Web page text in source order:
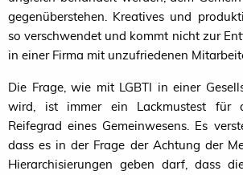
gegenüberstehen. Kreatives und
so verschwendet und kommt nicht zur
in einer Firma mit unzufriedenen
Die Frage, wie mit LGBTI in einer
wird, ist immer ein Lackmustest für
Reifegrad eines Gemeinwesens. Es
dass es in der Frage der Achtung der
Hierarchisierungen geben darf, dass